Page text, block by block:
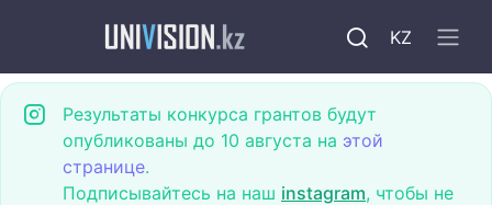
KZ
Результаты конкурса грантов будут
опубликованы до 10 августа на этой
странице.
Подписывайтесь на наш instagram, чтобы не